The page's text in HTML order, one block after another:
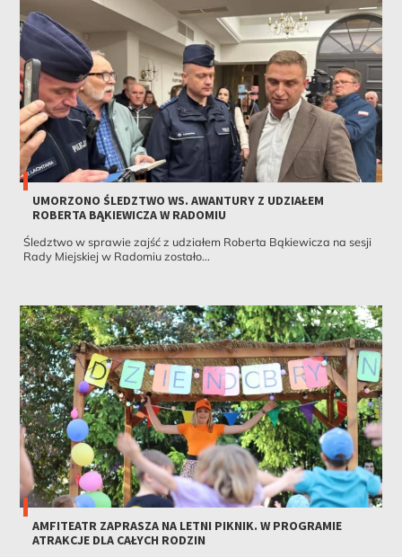
UMORZONO ŚLEDZTWO WS. AWANTURY Z UDZIAŁEM
ROBERTA BĄKIEWICZA W RADOMIU
Śledztwo w sprawie zajść z udziałem Roberta Bąkiewicza na sesji
Rady Miejskiej w Radomiu zostało...
AMFITEATR ZAPRASZA NA LETNI PIKNIK. W PROGRAMIE
ATRAKCJE DLA CAŁYCH RODZIN